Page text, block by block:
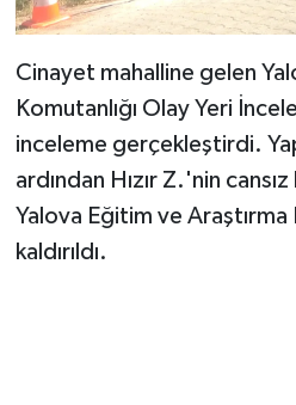
Cinayet mahalline gelen
Komutanlığı Olay Yeri
inceleme gerçekleştirdi.
ardından Hızır Z.'nin
Yalova Eğitim ve
kaldırıldı.